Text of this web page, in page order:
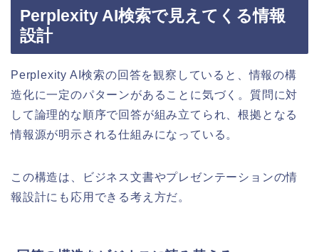
Perplexity AI検索で見えてくる情報
設計
Perplexity AI検索の回答を観察していると、情報の構
造化に一定のパターンがあることに気づく。質問に対
して論理的な順序で回答が組み立てられ、根拠となる
情報源が明示される仕組みになっている。
この構造は、ビジネス文書やプレゼンテーションの情
報設計にも応用できる考え方だ。